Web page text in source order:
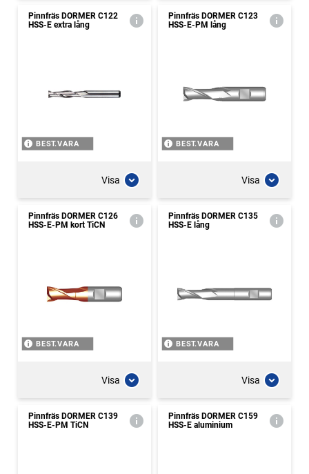
Pinnfräs DORMER C122
HSS-E extra lång
BEST.VARA
Visa
Pinnfräs DORMER C123
HSS-E-PM lång
BEST.VARA
Visa
Pinnfräs DORMER C126
HSS-E-PM kort TiCN
BEST.VARA
Visa
Pinnfräs DORMER C135
HSS-E lång
BEST.VARA
Visa
Pinnfräs DORMER C139
HSS-E-PM TiCN
Pinnfräs DORMER C159
HSS-E aluminium